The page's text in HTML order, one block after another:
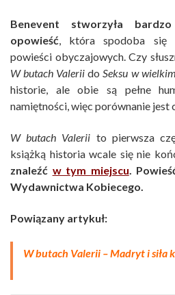
Benevent stworzyła
opowieść, która spodoba się
powieści obyczajowych. Czy
W butach Valerii doSeksu w
historie, ale obie są pełne
namiętności, więc porównanie jest
W butach Valerii to pierwsza
książką historia wcale się nie
znaleźć w tym miejscu.
Wydawnictwa Kobiecego.
Powiązany artykuł:
W butach Valerii – Madryt i siła